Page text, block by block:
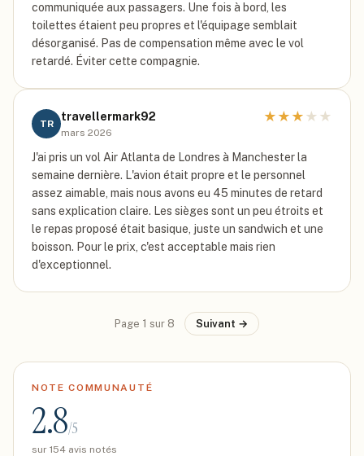
communiquée aux passagers. Une fois à bord, les
toilettes étaient peu propres et l'équipage semblait
désorganisé. Pas de compensation même avec le vol
retardé. Éviter cette compagnie.
TR
travellermark92
mars 2026
★ ★ ★ ★ ★
J'ai pris un vol Air Atlanta de Londres à Manchester la
semaine dernière. L'avion était propre et le personnel
assez aimable, mais nous avons eu 45 minutes de retard
sans explication claire. Les sièges sont un peu étroits et
le repas proposé était basique, juste un sandwich et une
boisson. Pour le prix, c'est acceptable mais rien
d'exceptionnel.
Page 1 sur 8 Suivant →
NOTE COMMUNAUTÉ
2.8/5
sur 154 avis notés